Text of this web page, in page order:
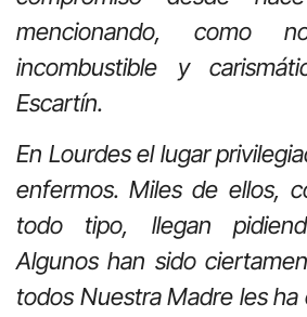
mencionando, como
incombustible y
Escartín.
En Lourdes el lugar
enfermos. Miles de ellos,
todo tipo, llegan
Algunos han sido
todos Nuestra Madre les ha